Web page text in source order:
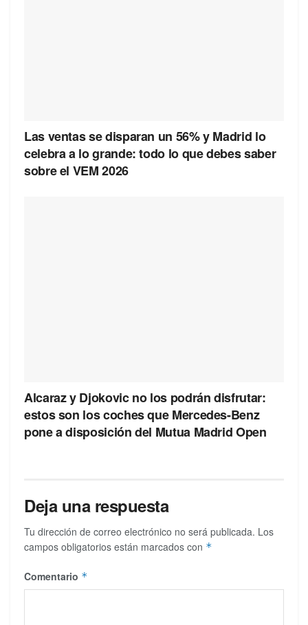
Las ventas se disparan un 56% y Madrid lo
celebra a lo grande: todo lo que debes saber
sobre el VEM 2026
Alcaraz y Djokovic no los podrán disfrutar:
estos son los coches que Mercedes-Benz
pone a disposición del Mutua Madrid Open
Deja una respuesta
Tu dirección de correo electrónico no será publicada. Los
campos obligatorios están marcados con *
Comentario *